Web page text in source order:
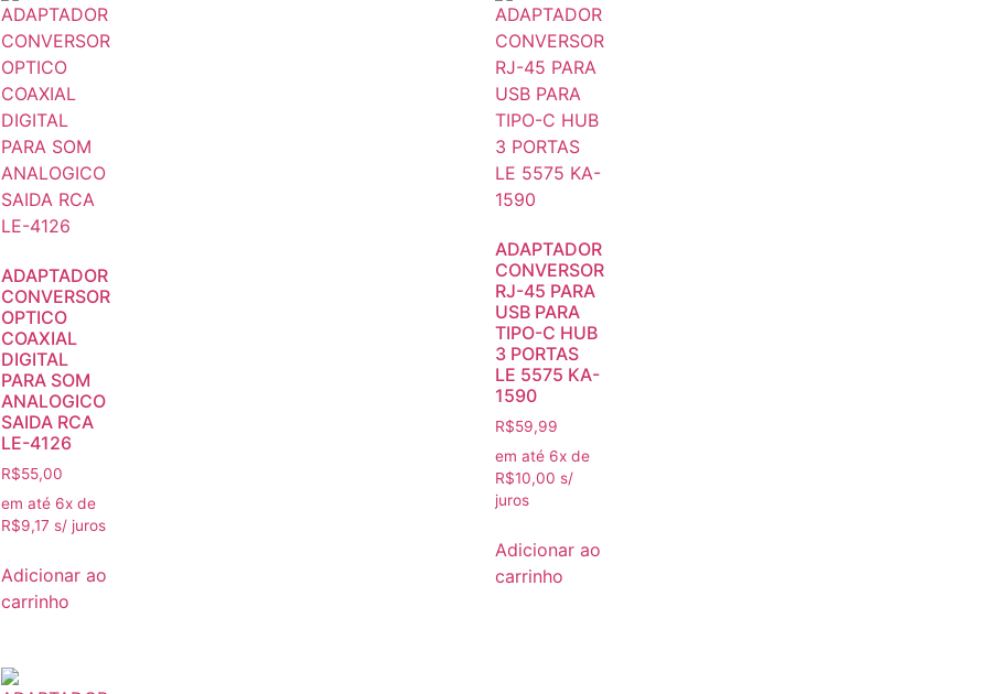
ADAPTADOR
CONVERSOR
OPTICO
COAXIAL
DIGITAL
PARA SOM
ANALOGICO
SAIDA RCA
LE-4126
R$55,00
em até 6x de
R$9,17 s/ juros
Adicionar ao
carrinho
ADAPTADOR
CONVERSOR
RJ-45 PARA
USB PARA
TIPO-C HUB
3 PORTAS
LE 5575 KA-
1590
R$59,99
em até 6x de
R$10,00 s/
juros
Adicionar ao
carrinho